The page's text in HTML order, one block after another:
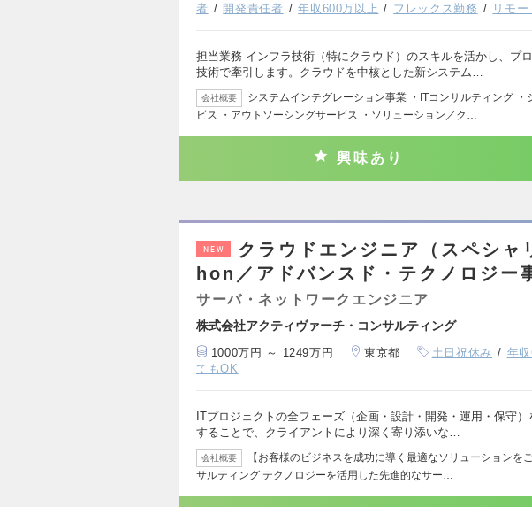
者
開発責任者 年収600万以上 フレックス勤務 リモ
担当業務 インフラ技術（特にクラウド）のスキルを活かし、プ
技術で牽引します。クラウドを中核とした新システム…
会社概要
システムインテグレーション事業 ・ITコンサルティング ・
ビス ・アウトソーシングサービス ・ソリューション／ク…
興味あり
NEW
クラウドエンジニア（スペシ
hon／アドバンスド・テクノロジー
サーバ・ネットワークエンジニア
株式会社アクティヴァーチ・コンサルティング
1000万円 ～ 1249万円 東京都 土日祝休み 年
てもOK
ITプロジェクトの全フェーズ（企画・設計・開発・運用・保守
することで、クライアントにより深く寄り添いな…
会社概要
【お客様のビジネスを成功に導く最適なソリューションを
サルティング テクノロジーを活用した先進的なサー…